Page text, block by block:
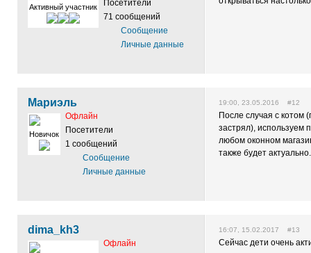
Активный участник
Посетители
71 сообщений
Сообщение
Личные данные
Мариэль
Новичок
Офлайн
Посетители
1 сообщений
Сообщение
Личные данные
19:00, 23.05.2016 #12
После случая с котом
застрял), используем
любом оконном
также будет актуально.
dima_kh3
Офлайн
16:07, 15.02.2017 #13
Сейчас дети очень